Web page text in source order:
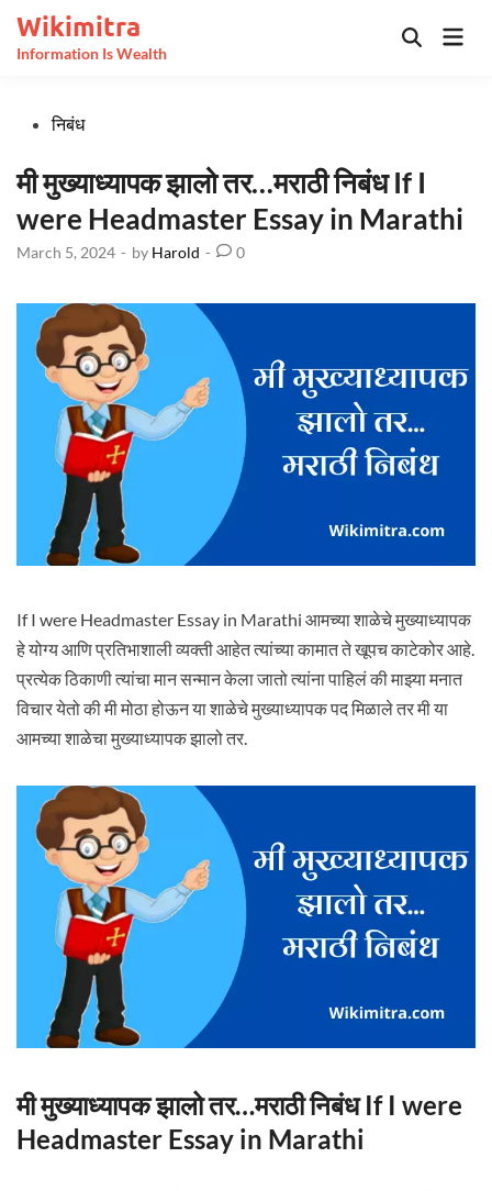
content
Wikimitra
Information Is Wealth
Open
Postedनिबंध
मी मुख्याध्यापक झालो तर…मराठी निबंध If I
were Headmaster Essay in Marathi
March 5, 2024 - by Harold - 0
If I were Headmaster Essay in Marathi आमच्या शाळेचे मुख्याध्यापक
हे योग्य आणि प्रतिभाशाली व्यक्ती आहेत त्यांच्या कामात ते खूपच काटेकोर आहे.
प्रत्येक ठिकाणी त्यांचा मान सन्मान केला जातो त्यांना पाहिलं की माझ्या मनात
विचार येतो की मी मोठा होऊन या शाळेचे मुख्याध्यापक पद मिळाले तर मी या
आमच्या शाळेचा मुख्याध्यापक झालो तर.
मी मुख्याध्यापक झालो तर…मराठी निबंध If I were
Headmaster Essay in Marathi